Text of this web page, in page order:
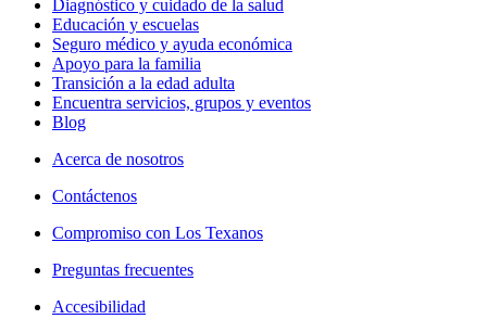
Diagnóstico y cuidado de la salud
Educación y escuelas
Seguro médico y ayuda económica
Apoyo para la familia
Transición a la edad adulta
Encuentra servicios, grupos y eventos
Blog
Acerca de nosotros
Contáctenos
Compromiso con Los Texanos
Preguntas frecuentes
Accesibilidad